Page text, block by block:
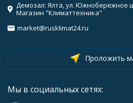
Демозал: Ялта, ул. Южнобережное
Магазин "Климаттехника"
market@rusklimat24.ru
Проложить
Мы в социальных сетях: